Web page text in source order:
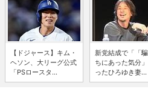
【ドジャース】キム・
ヘソン、大リーグ公式
「PSロースタ...
新党結成で「「
ちにあった気分
ったひろゆき妻...